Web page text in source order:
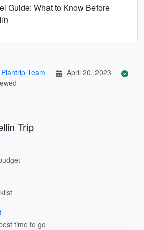
Guide: What to Know Before
Plantrip Team
April 20, 2023
Trip
time to go